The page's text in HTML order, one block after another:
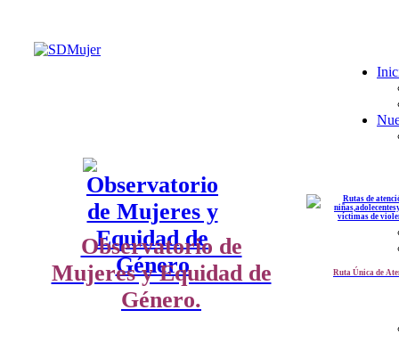
Observatorio de
Mujeres y Equidad de
Género.
Ruta Única de